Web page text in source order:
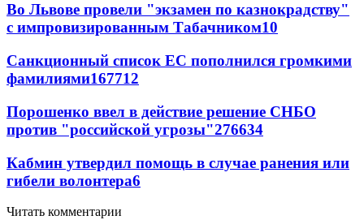
Во Львове провели "экзамен по казнокрадству"
с импровизированным Табачником10
Санкционный список ЕС пополнился громкими
фамилиями167712
Порошенко ввел в действие решение СНБО
против "российской угрозы"276634
Кабмин утвердил помощь в случае ранения или
гибели волонтера6
Читать комментарии